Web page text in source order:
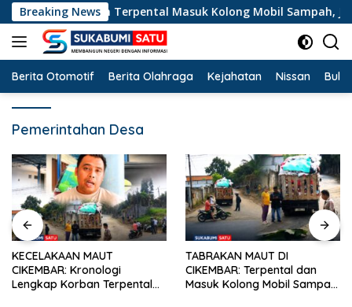
Langsung
ke
konten
Breaking News
Korban Terpental Masuk Kolong Mobil Sampah, Jasad
Berita Otomotif Berita Olahraga Kejahatan Nissan
Pemerintahan Desa
TABRAKAN MAUT DI
CIKEMBAR: Terpental dan
Masuk Kolong Mobil Sampah,
HUT ke-28 IJTI: Serukan Jaga
Marwah Jurnalisme TV di Era
Disrupsi, Pimpinan Sukabumi